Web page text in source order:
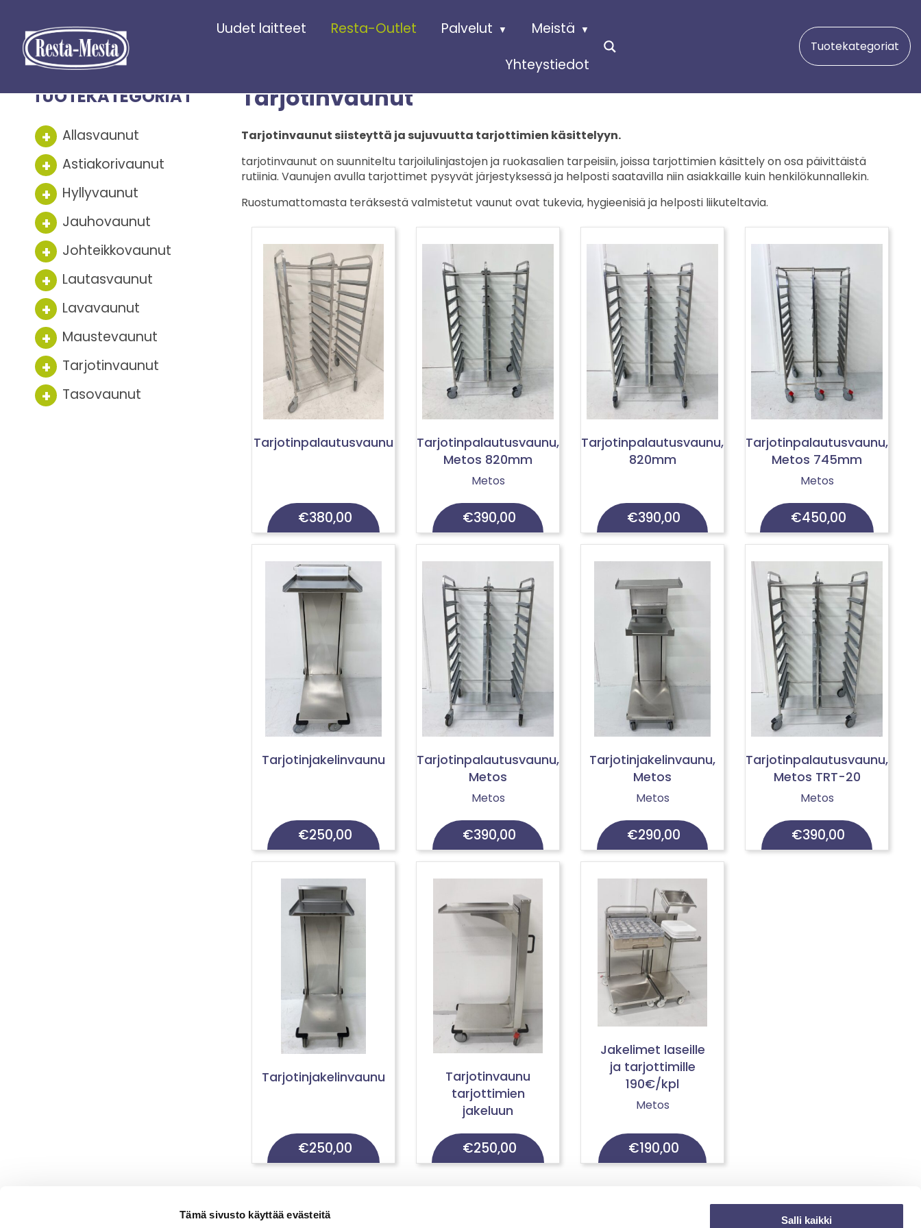
Tämä sivusto käyttää evästeitä Salli kaikki
Uudet laitteet Resta-Outlet Palvelut
Meistä
Yhteystiedot
Tuotekategoriat
TUOTEKATEGORIAT
Allasvaunut
Astiakorivaunut
Hyllyvaunut
Jauhovaunut
Johteikkovaunut
Lautasvaunut
Lavavaunut
Maustevaunut
Tarjotinvaunut
Tasovaunut
Tarjotinvaunut
Tarjotinvaunut siisteyttä ja sujuvuutta tarjottimien käsittelyyn.
tarjotinvaunut on suunniteltu tarjoilulinjastojen ja ruokasalien tarpeisiin, joissa tarjottimien käsittely on osa päivittäistä
rutiinia. Vaunujen avulla tarjottimet pysyvät järjestyksessä ja helposti saatavilla niin asiakkaille kuin henkilökunnallekin.
Ruostumattomasta teräksestä valmistetut vaunut ovat tukevia, hygieenisiä ja helposti liikuteltavia.
Tarjotinpalautusvaunu
€380,00
Tarjotinpalautusvaunu,
Metos 820mm
Metos
€390,00
Tarjotinpalautusvaunu,
820mm
€390,00
Tarjotinpalautusvaunu,
Metos 745mm
Metos
€450,00
Tarjotinjakelinvaunu
€250,00
Tarjotinpalautusvaunu,
Metos
Metos
€390,00
Tarjotinjakelinvaunu,
Metos
Metos
€290,00
Tarjotinpalautusvaunu,
Metos TRT-20
Metos
€390,00
Tarjotinjakelinvaunu
€250,00
Tarjotinvaunu
tarjottimien
jakeluun
€250,00
Jakelimet laseille
ja tarjottimille
190€/kpl
Metos
€190,00